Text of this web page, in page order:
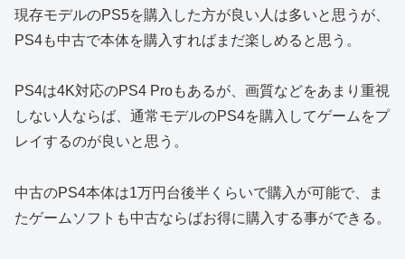
現存モデルのPS5を購入した方が良い人は多いと思うが、
PS4も中古で本体を購入すればまだ楽しめると思う。
PS4は4K対応のPS4 Proもあるが、画質などをあまり重視
しない人ならば、通常モデルのPS4を購入してゲームをプ
レイするのが良いと思う。
中古のPS4本体は1万円台後半くらいで購入が可能で、ま
たゲームソフトも中古ならばお得に購入する事ができる。